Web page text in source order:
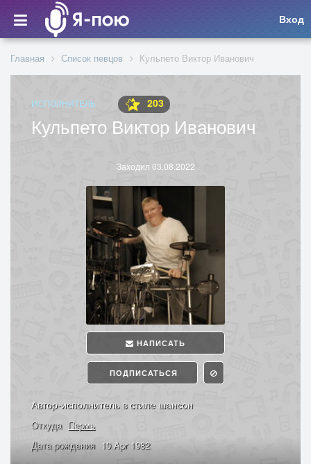
Вход
Главная Список певцов Кульпето Виктор Иванович
ИСПОЛНИТЕЛЬ 203
Кульпето Виктор Иванович
Заходил 03.08.2022
НАПИСАТЬ
ПОДПИСАТЬСЯ
Автор-исполнитель в стиле шансон
Откуда Пермь
Дата рождения 10 Apr 1982